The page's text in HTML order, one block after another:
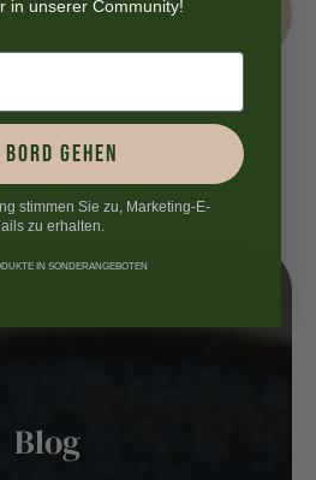
Blog
in unserer Community!
GEHEN
stimmen Sie zu, Marketing-E-
zu erhalten.
IN SONDERANGEBOTEN